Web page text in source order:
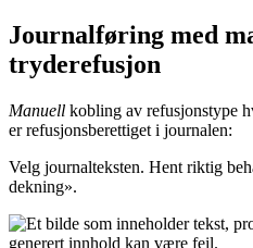
Journalføring med
tryderefusjon
Manuell kobling av refusjonstype
er refusjonsberettiget i journalen:
Velg journalteksten. Hent riktig
dekning».